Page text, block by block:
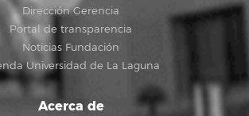
Dirección Gerencia
Portal de transparencia
Noticias Fundación
Universidad de La Laguna
Acerca de